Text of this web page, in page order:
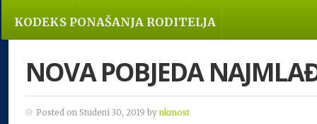
KODEKS PONAŠANJA RODITELJA
NOVA POBJEDA
Posted on Studeni 30, 2019 by nkmost